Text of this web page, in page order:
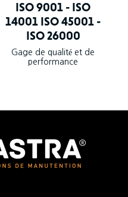
ISO 9001 - ISO
14001 ISO 45001 -
ISO 26000
Gage de qualité et de
performance